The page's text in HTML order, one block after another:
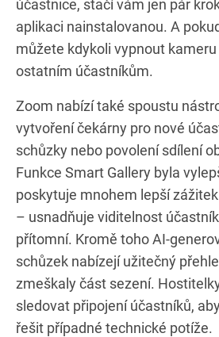
účastnice, stačí vám jen pár
aplikaci nainstalovanou. A
můžete kdykoli vypnout
ostatním účastníkům.
Zoom nabízí také spoustu
vytvoření čekárny pro nové
schůzky nebo povolení sdílení
Funkce Smart Gallery byla
poskytuje mnohem lepší
– usnadňuje viditelnost
přítomní. Kromě toho AI-
schůzek nabízejí užitečný
zmeškaly část sezení.
sledovat připojení účastníků,
řešit případné technické potíže.